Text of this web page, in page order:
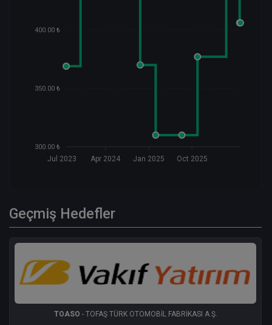
400.00 ₺
350.00 ₺
300.00 ₺
Jul 2023 Apr 2024 Jan 2025 Oct 2025
Geçmiş Hedefler
TOASO - TOFAŞ TÜRK OTOMOBİL FABRİKASI A.Ş.